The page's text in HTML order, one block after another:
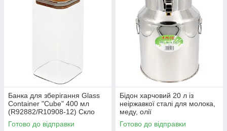
Банка для зберігання Glass
Container "Cube" 400 мл
(R92882/R10908-12) Скло
Готово до відправки
Бідон харчовий 20 л із
неіржавкої сталі для молока,
меду, олії
Готово до відправки